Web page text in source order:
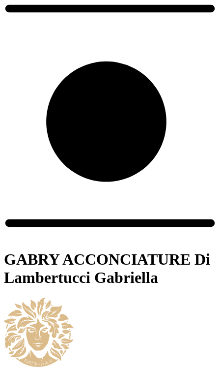
GABRY ACCONCIATURE Di
Lambertucci Gabriella